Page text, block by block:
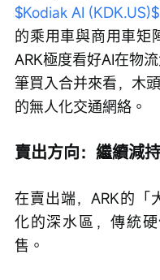
$Kodiak AI (KDK.US)$
的乘用車與商用車矩
ARK極度看好AI在物
筆買入合并來看，木
的無人化交通網絡。
賣出方向：繼續減
在賣出端，ARK的「
化的深水區，傳統
售。